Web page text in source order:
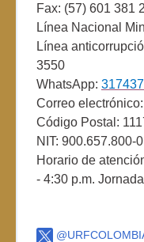
Fax: (57) 601 381
Línea Nacional
Línea
3550
WhatsApp:
Correo electrónico:
Código Postal:
NIT: 900.657.800-0
Horario de
- 4:30 p.m.